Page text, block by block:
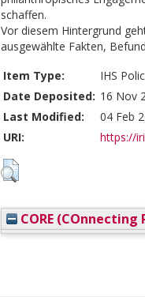
schaffen.
Vor diesem Hintergrund
ausgewählte Fakten,
Item Type:
IHS
Date Deposited: 16 Nov
Last Modified:
04 Feb
URI:
https://
CORE (COnnecting